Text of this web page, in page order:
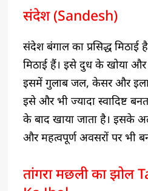
संदेश (Sandesh)
संदेश बंगाल का प्रसिद्ध मिठाई
मिठाई हैं। इसे दुध के खोया और
इसमें गुलाब जल, केसर और
इसे और भी ज्यादा स्वादिष्ट
के बाद खाया जाता है। इसके
और महत्वपूर्ण अवसरों पर भी
तांगरा मछली का झोल